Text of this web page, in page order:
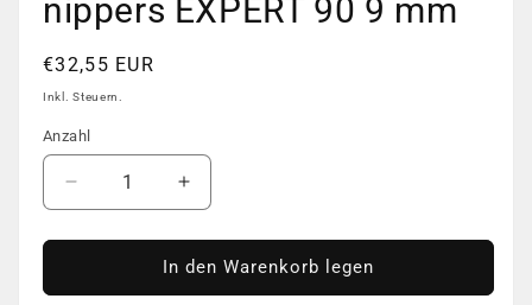
nippers EXPERT 90 9 mm
Normaler
Preis
€32,55 EUR
Inkl. Steuern.
Anzahl
Anzahl
Verringere
die
Menge
Professional
Erhöhe
die
Menge
für
Professional
In den Warenkorb legen